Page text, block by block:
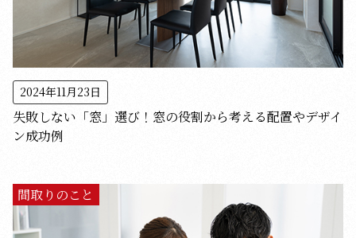
2024年11月23日
失敗しない「窓」選び！窓の役割から考える配置やデザイ
ン成功例
間取りのこと